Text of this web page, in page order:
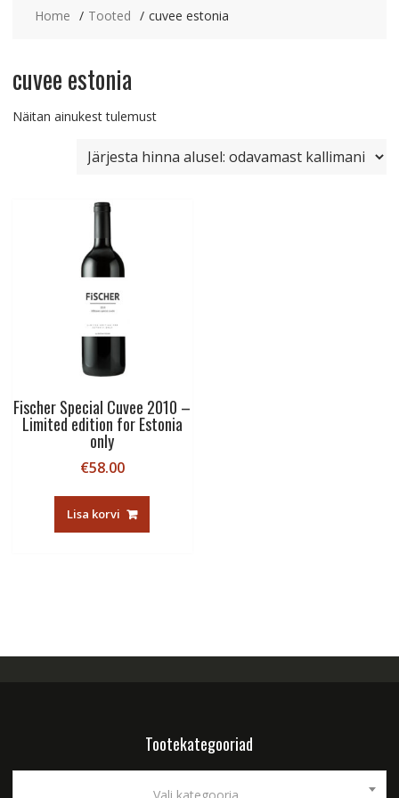
Home Tooted cuvee estonia
cuvee estonia
Näitan ainukest tulemust
Fischer Special Cuvee 2010 –
Limited edition for Estonia
only
€58.00
Lisa korvi
Tootekategooriad